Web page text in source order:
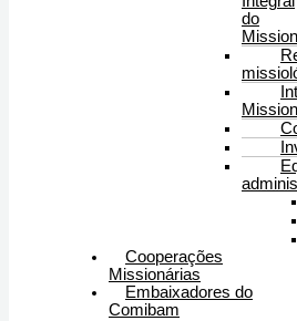
do
Cooperações
Missionárias
Embaixadores do
Comibam